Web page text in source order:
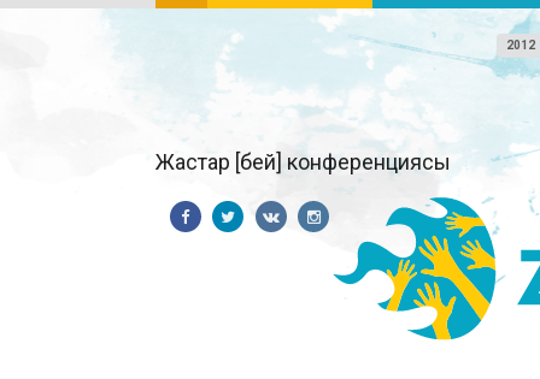
2012
Жастар [бей] конференциясы